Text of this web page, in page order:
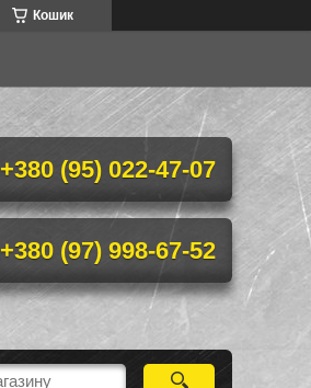
Кошик
+380 (95) 022-47-07
+380 (97) 998-67-52